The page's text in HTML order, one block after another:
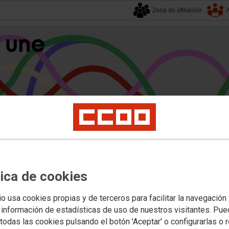
de cookies
usa cookies propias y de terceros para facilitar la navegación
de estadísticas de uso de nuestros visitantes.
las cookies pulsando el botón 'Aceptar' o configurarlas o
Zona de afiliación
Docentes Programas, proyectos, planes, premios y reglamentos
de centros educativos